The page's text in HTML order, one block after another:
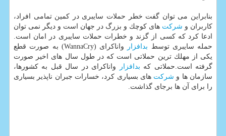
بنابراین می توان گفت خطر حملات سایبری در كمین تمامی افراد،
كاربران و شركت های كوچك و بزرگ در جهان است و دیگر نمی توان
ادعا كرد كه كسی از گزند و خطرات حملات سایبری در امان است.
حمله سایبری توسط بدافزار
واناكرای (WannaCry) به صورت قطع
یكی از مهلك ترین حملاتی است كه در طول سال های اخیر صورت
گرفته است.حملاتی كه بدافزار
واناكرای در سال قبل به كشورها،
سازمان ها و شركت های بسیاری كرد، خسارات جبران ناپذیر بسیاری
را برای آن ها برجای گذاشت.